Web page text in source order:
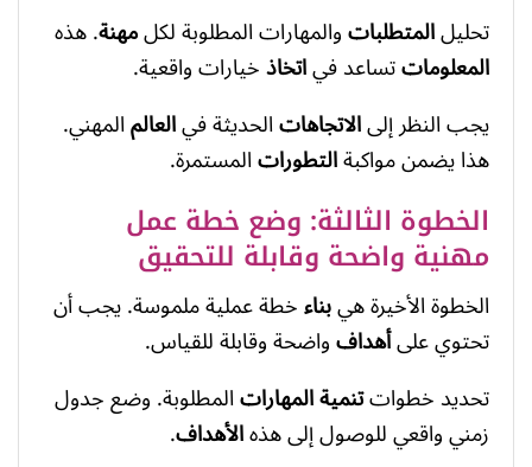
تحليلالمتطلباتوالمهارات المطلوبة لكلمهنة. هذه
المعلوماتتساعد فياتخاذخيارات واقعية.
يجب النظر إلىالاتجاهاتالحديثة فيالعالمالمهني.
هذا يضمن مواكبةالتطوراتالمستمرة.
الخطوة الثالثة: وضع خطة عمل
مهنية واضحة وقابلة للتحقيق
الخطوة الأخيرة هيبناءخطة عملية ملموسة. يجب أن
تحتوي علىأهدافواضحة وقابلة للقياس.
تحديد خطواتتنميةالمهاراتالمطلوبة. وضع جدول
زمني واقعي للوصول إلى هذهالأهداف.